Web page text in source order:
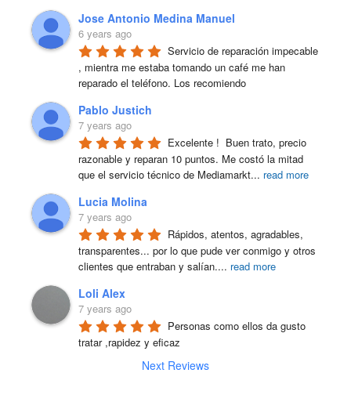
Jose Antonio Medina Manuel
6 years ago
Servicio de reparación impecable
, mientra me estaba tomando un café me han
reparado el teléfono. Los recomiendo
Pablo Justich
7 years ago
Excelente !  Buen trato, precio
razonable y reparan 10 puntos. Me costó la mitad
que el servicio técnico de Mediamarkt... read more
Lucia Molina
7 years ago
Rápidos, atentos, agradables,
transparentes... por lo que pude ver conmigo y otros
clientes que entraban y salían.... read more
Loli Alex
7 years ago
Personas como ellos da gusto
tratar ,rapidez y eficaz
Next Reviews